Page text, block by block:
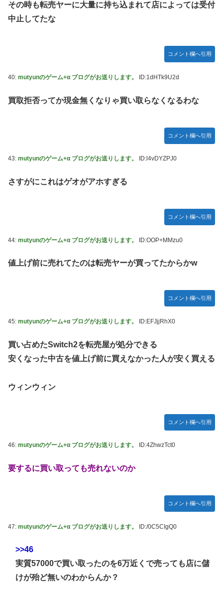
その時も転売ヤーに大量に持ち込まれて店によっては受付
中止してたな
コメント欄へ引用
40: mutyunのゲーム+α ブログがお送りします。 ID:1dHTk9U2d
買取拒否ってか現金無くなりゃ買い取らなくなるわな
コメント欄へ引用
43: mutyunのゲーム+α ブログがお送りします。 ID:l4vDYZPJ0
さすがにこれはゲオがアホすぎる
コメント欄へ引用
44: mutyunのゲーム+α ブログがお送りします。 ID:OOP+MMzu0
値上げ前に売れてたのは転売ヤーが買ってたからかw
コメント欄へ引用
45: mutyunのゲーム+α ブログがお送りします。 ID:EFJjjRhX0
買い占めたSwitch2を転売屋が処分できる
安くなった中古を値上げ前に買えなかった人が安く買える
ウィンウィン
コメント欄へ引用
46: mutyunのゲーム+α ブログがお送りします。 ID:4ZhwzTct0
要するに買い取っても売れないのか
コメント欄へ引用
47: mutyunのゲーム+α ブログがお送りします。 ID:/0C5CIgQ0
>>46
実質57000で買い取ったのを6万近くで売っても店に儲
けが殆ど無いのわからんか？